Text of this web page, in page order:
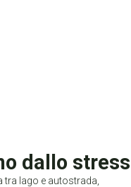
dallo stress
lago e autostrada,